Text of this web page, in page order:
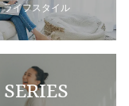
ライフスタイル
SERIES